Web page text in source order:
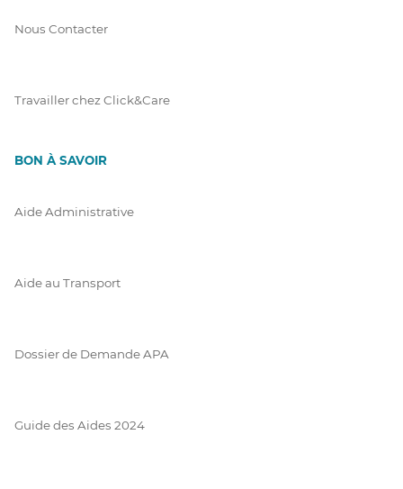
Nous Contacter
Travailler chez Click&Care
BON À SAVOIR
Aide Administrative
Aide au Transport
Dossier de Demande APA
Guide des Aides 2024